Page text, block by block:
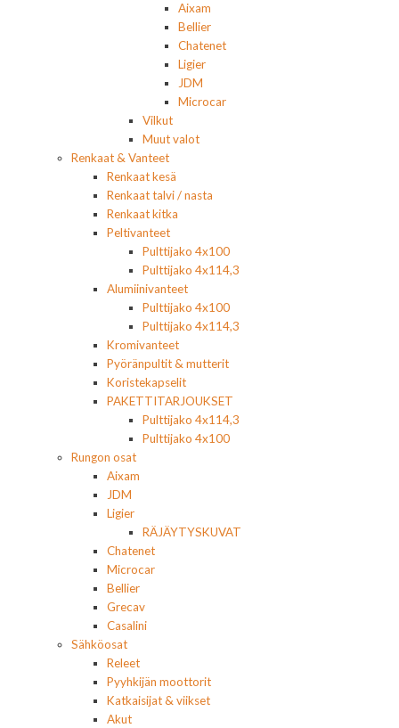
Aixam
Bellier
Chatenet
Ligier
JDM
Microcar
Vilkut
Muut valot
Renkaat & Vanteet
Renkaat kesä
Renkaat talvi / nasta
Renkaat kitka
Peltivanteet
Pulttijako 4x100
Pulttijako 4x114,3
Alumiinivanteet
Pulttijako 4x100
Pulttijako 4x114,3
Kromivanteet
Pyöränpultit & mutterit
Koristekapselit
PAKETTITARJOUKSET
Pulttijako 4x114,3
Pulttijako 4x100
Rungon osat
Aixam
JDM
Ligier
RÄJÄYTYSKUVAT
Chatenet
Microcar
Bellier
Grecav
Casalini
Sähköosat
Releet
Pyyhkijän moottorit
Katkaisijat & viikset
Akut